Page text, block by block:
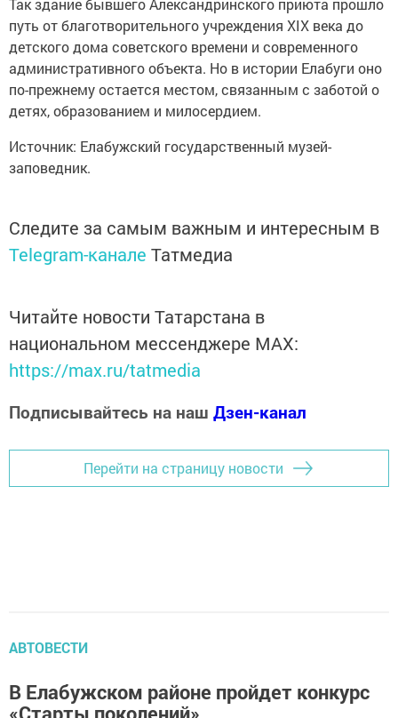
путь от благотворительного учреждения XIX века до
детского дома советского времени и современного
административного объекта. Но в истории Елабуги оно
по-прежнему остается местом, связанным с заботой о
детях, образованием и милосердием.
Источник: Елабужский государственный музей-
заповедник.
Следите за самым важным и интересным в
Telegram-канале Татмедиа
Читайте новости Татарстана в
национальном мессенджере MАХ:
https://max.ru/tatmedia
Подписывайтесь на наш Дзен-канал
Перейти на страницу новости
АВТОВЕСТИ
В Елабужском районе пройдет конкурс
«Старты поколений»